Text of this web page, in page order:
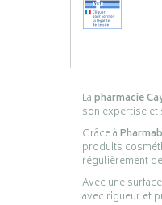
Lapharmacie
son expertise
Grâce à
produits
régulièrement
Avec une
avec rigueur et